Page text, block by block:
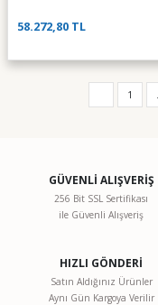
58.272,80 TL
1
GÜVENLİ ALIŞVERİŞ
256 Bit SSL Sertifikası
ile Güvenli Alışveriş
HIZLI GÖNDERİ
Satın Aldığınız Ürünler
Aynı Gün Kargoya Verilir